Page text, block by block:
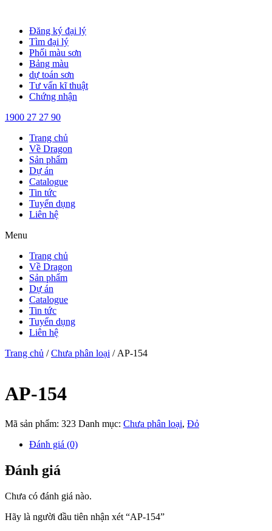
dung
Đăng ký đại lý
Tìm đại lý
Phối màu sơn
Bảng màu
dự toán sơn
Tư vấn kĩ thuật
Chứng nhận
1900 27 27 90
Trang chủ
Về Dragon
Sản phẩm
Dự án
Catalogue
Tin tức
Tuyển dụng
Liên hệ
Menu
Trang chủ
Về Dragon
Sản phẩm
Dự án
Catalogue
Tin tức
Tuyển dụng
Liên hệ
Trang chủ /Chưa phân loại / AP-154
AP-154
Mã sản phẩm: 323 Danh mục: Chưa phân loại, Đỏ
Đánh giá (0)
Đánh giá
Chưa có đánh giá nào.
Hãy là người đầu tiên nhận xét “AP-154”